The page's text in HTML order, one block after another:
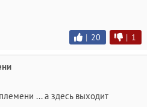
| 20 | 1
... а здесь выходит